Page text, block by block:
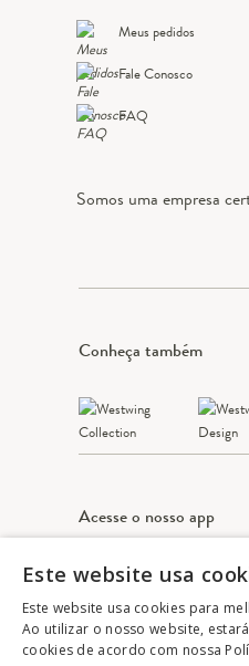
Meus pedidos
Fale Conosco
FAQ
Somos uma empresa
Conheça também
Acesse o nosso app
Apple Store
Este website usa
Este website usa cookies para
Ao utilizar o nosso website,
cookies de acordo com nossa